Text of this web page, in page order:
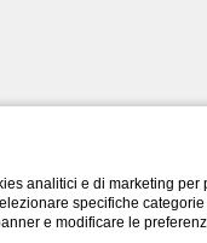
analitici e di marketing
specifiche
e modificare le